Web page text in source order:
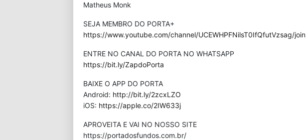
Matheus Monk
SEJA MEMBRO DO PORTA+
https://www.youtube.com/channel/UCEWHPFNilsT0IfQfutVzsag/join
ENTRE NO CANAL DO PORTA NO WHATSAPP
https://bit.ly/ZapdoPorta
BAIXE O APP DO PORTA
Android: http://bit.ly/2zcxLZO
iOS: https://apple.co/2IW633j
APROVEITA E VAI NO NOSSO SITE
⁠https://portadosfundos.com.br/